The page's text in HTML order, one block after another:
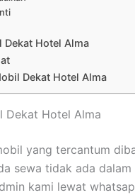
Dekat Hotel Alma
Dekat Hotel Alma
Dekat Hotel Alma
yang tercantum
sewa tidak ada
kami lewat